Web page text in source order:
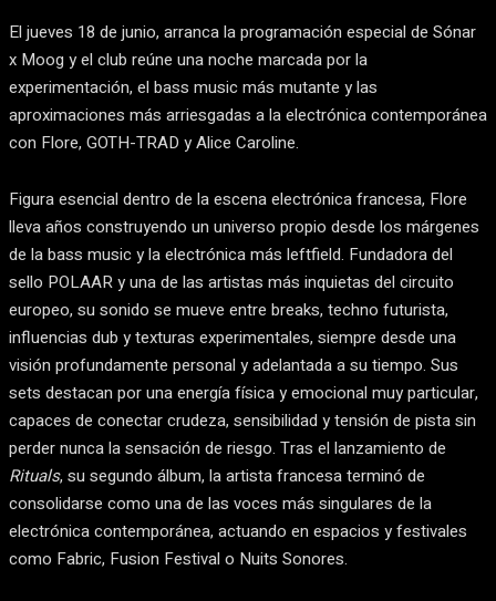
El jueves 18 de junio, arranca la programación especial de Sónar
x Moog y el club reúne una noche marcada por la
experimentación, el bass music más mutante y las
aproximaciones más arriesgadas a la electrónica contemporánea
con Flore, GOTH-TRAD y Alice Caroline.
Figura esencial dentro de la escena electrónica francesa, Flore
lleva años construyendo un universo propio desde los márgenes
de la bass music y la electrónica más leftfield. Fundadora del
sello POLAAR y una de las artistas más inquietas del circuito
europeo, su sonido se mueve entre breaks, techno futurista,
influencias dub y texturas experimentales, siempre desde una
visión profundamente personal y adelantada a su tiempo. Sus
sets destacan por una energía física y emocional muy particular,
capaces de conectar crudeza, sensibilidad y tensión de pista sin
perder nunca la sensación de riesgo. Tras el lanzamiento de
Rituals, su segundo álbum, la artista francesa terminó de
consolidarse como una de las voces más singulares de la
electrónica contemporánea, actuando en espacios y festivales
como Fabric, Fusion Festival o Nuits Sonores.